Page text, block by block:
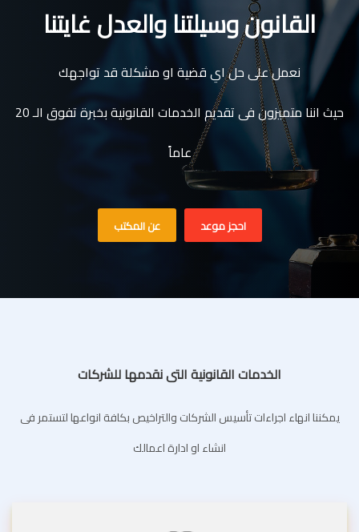
القانون وسيلتنا والعدل غايتنا
نعمل على حل اي قضية او مشكلة قد تواجهك
حيث اننا متميزون فى تقديم الخدمات القانونية بخبرة تفوق الـ 20
عاماً
احجز موعد عن المكتب
الخدمات القانونية التى نقدمها للشركات
يمكننا انهاء اجراءات تأسيس الشركات والتراخيص بكافة انواعها لتستمر فى
انشاء او ادارة اعمالك